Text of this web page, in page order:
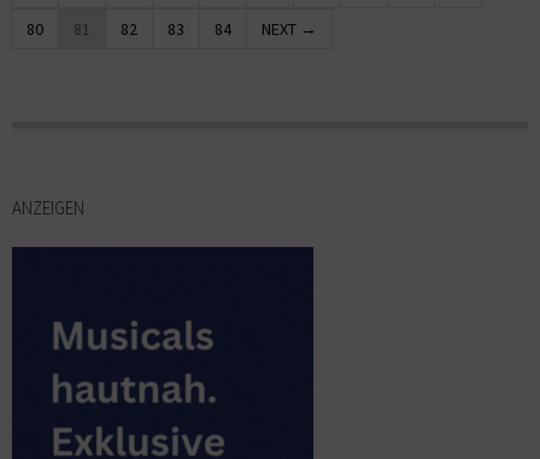
80
81 82 83 84 NEXT →
ANZEIGEN